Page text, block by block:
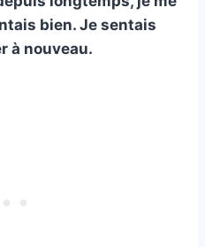
bien. Je sentais
à nouveau.